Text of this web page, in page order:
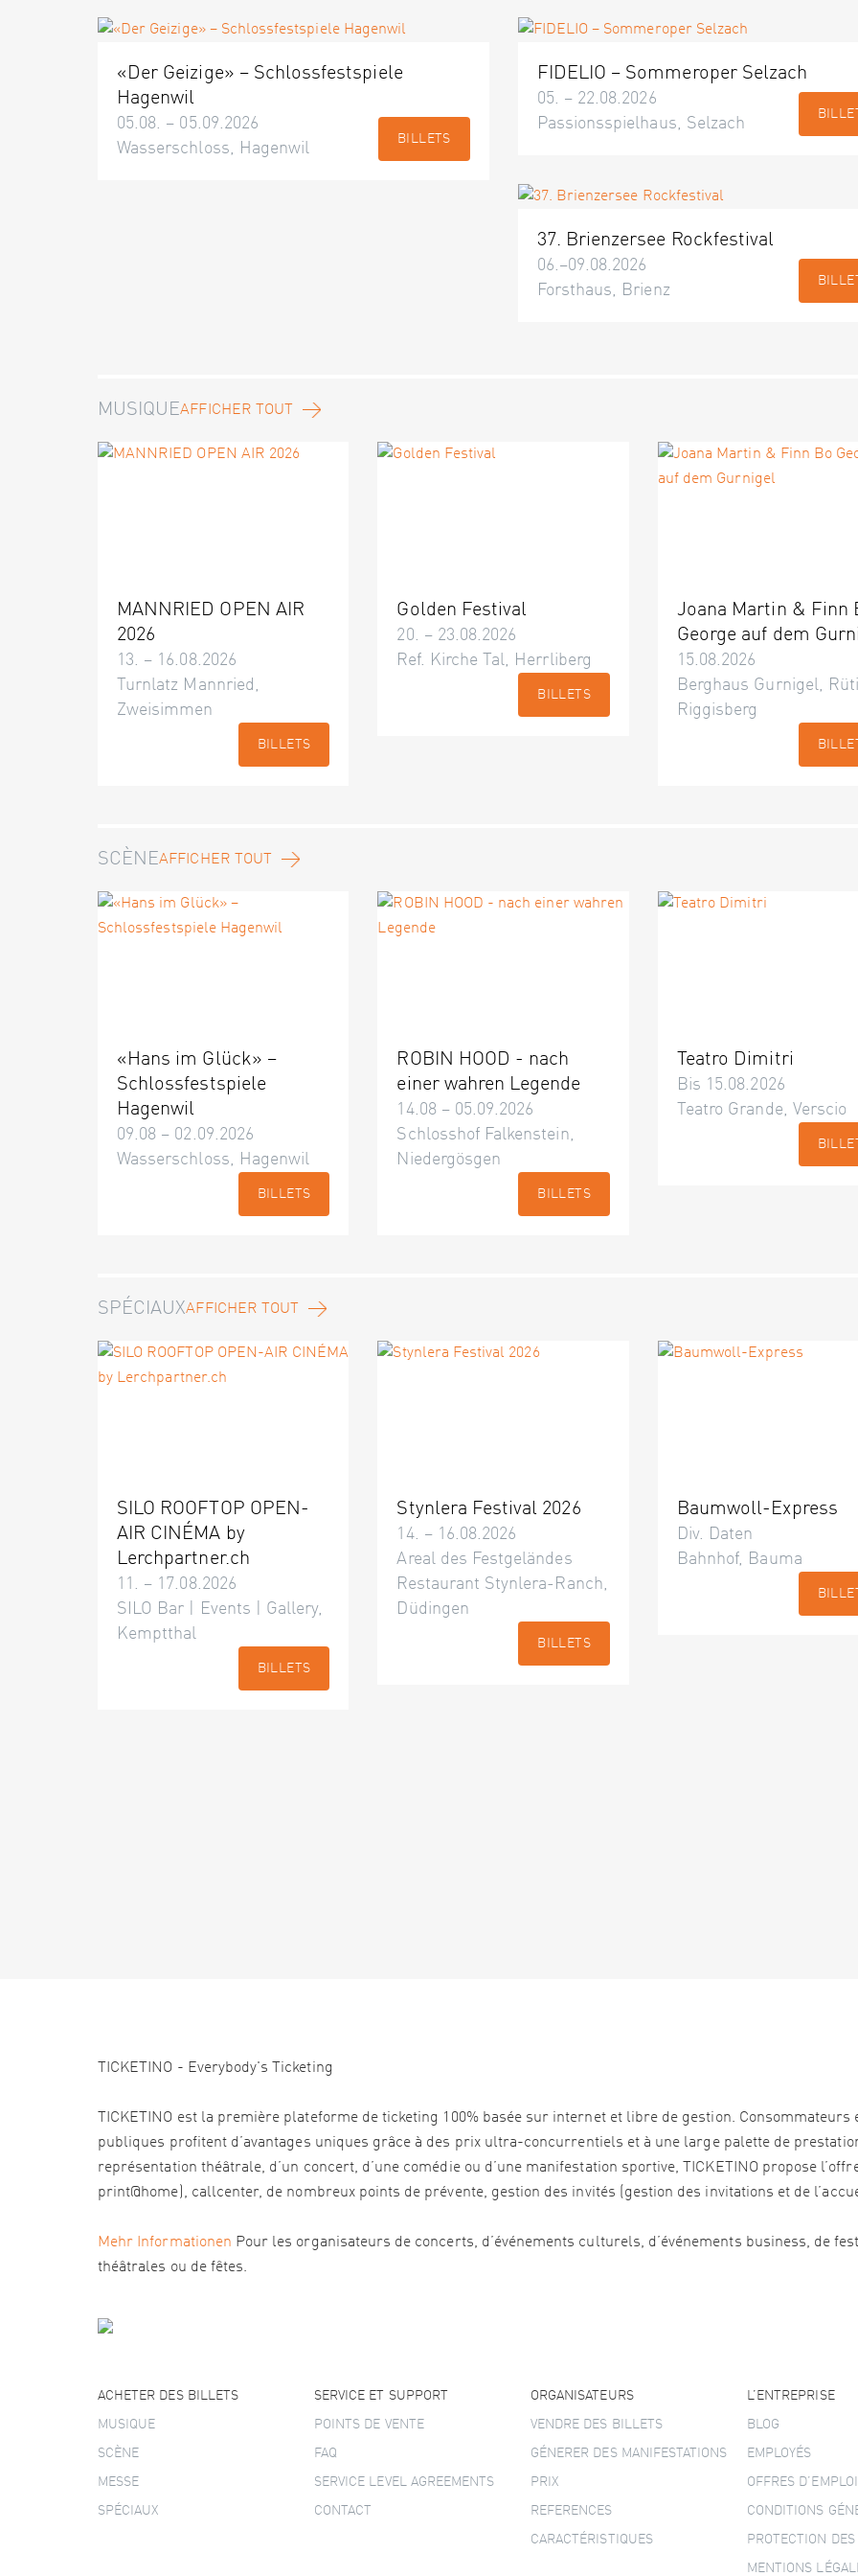
«Der Geizige» – Schlossfestspiele
Hagenwil
05.08. – 05.09.2026
Wasserschloss, Hagenwil
BILLETS
FIDELIO – Sommeroper Selzach
05. – 22.08.2026
Passionsspielhaus, Selzach
37. Brienzersee Rockfestival
06.–09.08.2026
Forsthaus, Brienz
MUSIQUEAFFICHER TOUT
MANNRIED OPEN AIR
2026
13. – 16.08.2026
Turnlatz Mannried,
Zweisimmen
BILLETS
Golden Festival
20. – 23.08.2026
Ref. Kirche Tal, Herrliberg
BILLETS
Joana Martin & Finn
George auf dem
15.08.2026
Berghaus Gurnigel,
Riggisberg
SCÈNEAFFICHER TOUT
«Hans im Glück» –
Schlossfestspiele
Hagenwil
09.08 – 02.09.2026
Wasserschloss, Hagenwil
BILLETS
ROBIN HOOD - nach
einer wahren Legende
14.08 – 05.09.2026
Schlosshof Falkenstein,
Niedergösgen
BILLETS
Teatro Dimitri
Bis 15.08.2026
Teatro Grande, Verscio
SPÉCIAUXAFFICHER TOUT
SILO ROOFTOP OPEN-
AIR CINÉMA by
Lerchpartner.ch
11. – 17.08.2026
SILO Bar | Events | Gallery,
Kemptthal
BILLETS
Stynlera Festival 2026
14. – 16.08.2026
Areal des Festgeländes
Restaurant Stynlera-Ranch,
Düdingen
BILLETS
Baumwoll-Express
Div. Daten
Bahnhof, Bauma
TICKETINO - Everybody's Ticketing
TICKETINO est la première plateforme de ticketing 100% basée sur internet et libre de gestion.
publiques profitent d’avantages uniques grâce à des prix ultra-concurrentiels et à une large palette de
représentation théâtrale, d’un concert, d’une comédie ou d’une manifestation sportive, TICKETINO propose
print@home), callcenter, de nombreux points de prévente, gestion des invités (gestion des invitations et de
Mehr Informationen Pour les organisateurs de concerts, d’événements culturels, d’événements business, de
théâtrales ou de fêtes.
ACHETER DES BILLETS
MUSIQUE
SCÈNE
MESSE
SPÉCIAUX
SERVICE ET SUPPORT
POINTS DE VENTE
FAQ
SERVICE LEVEL AGREEMENTS
CONTACT
ORGANISATEURS
VENDRE DES BILLETS
GÉNERER DES MANIFESTATIONS
PRIX
REFERENCES
CARACTÉRISTIQUES
L’ENTREPRISE
BLOG
EMPLOYÉS
OFFRES D’EMPLOI
CONDITIONS
PROTECTION
MENTIONS